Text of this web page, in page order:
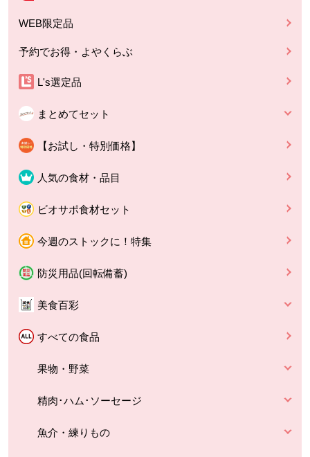
WEB限定品
予約でお得・よやくらぶ
L's選定品
まとめてセット
【お試し・特別価格】
人気の食材・品目
ビオサポ食材セット
今週のストックに！特集
防災用品(回転備蓄)
美食百彩
すべての食品
果物・野菜
精肉･ハム･ソーセージ
魚介・練りもの